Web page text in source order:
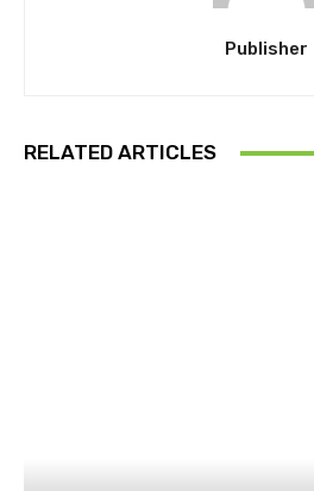
Publisher
RELATED ARTICLES